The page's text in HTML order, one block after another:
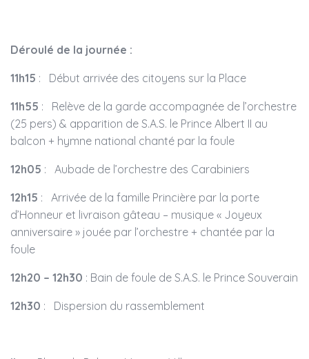
Déroulé de la journée :
11h15 : Début arrivée des citoyens sur la Place
11h55 : Relève de la garde accompagnée de l’orchestre
(25 pers) & apparition de S.A.S. le Prince Albert II au
balcon + hymne national chanté par la foule
12h05 : Aubade de l’orchestre des Carabiniers
12h15 : Arrivée de la famille Princière par la porte
d’Honneur et livraison gâteau – musique « Joyeux
anniversaire » jouée par l’orchestre + chantée par la
foule
12h20 – 12h30 : Bain de foule de S.A.S. le Prince Souverain
12h30 : Dispersion du rassemblement